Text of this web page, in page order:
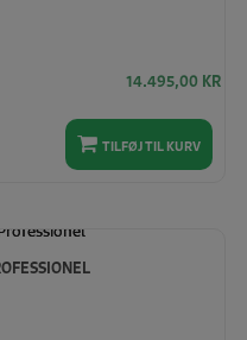
14.495,00 KR
TILFØJ TIL KURV